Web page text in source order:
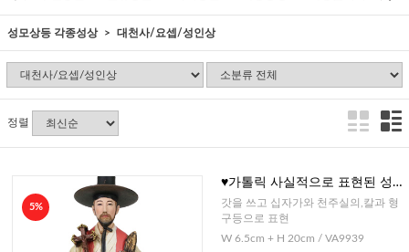
성모상등 각종성상 대천사/요셉/성인상
정렬
5%
♥가톨릭 사실적으로 표현된 성
김대건상
갓을 쓰고 십자가와 천주실의,칼과 형
구등으로 표현
W 6.5cm + H 20cm / VA9939